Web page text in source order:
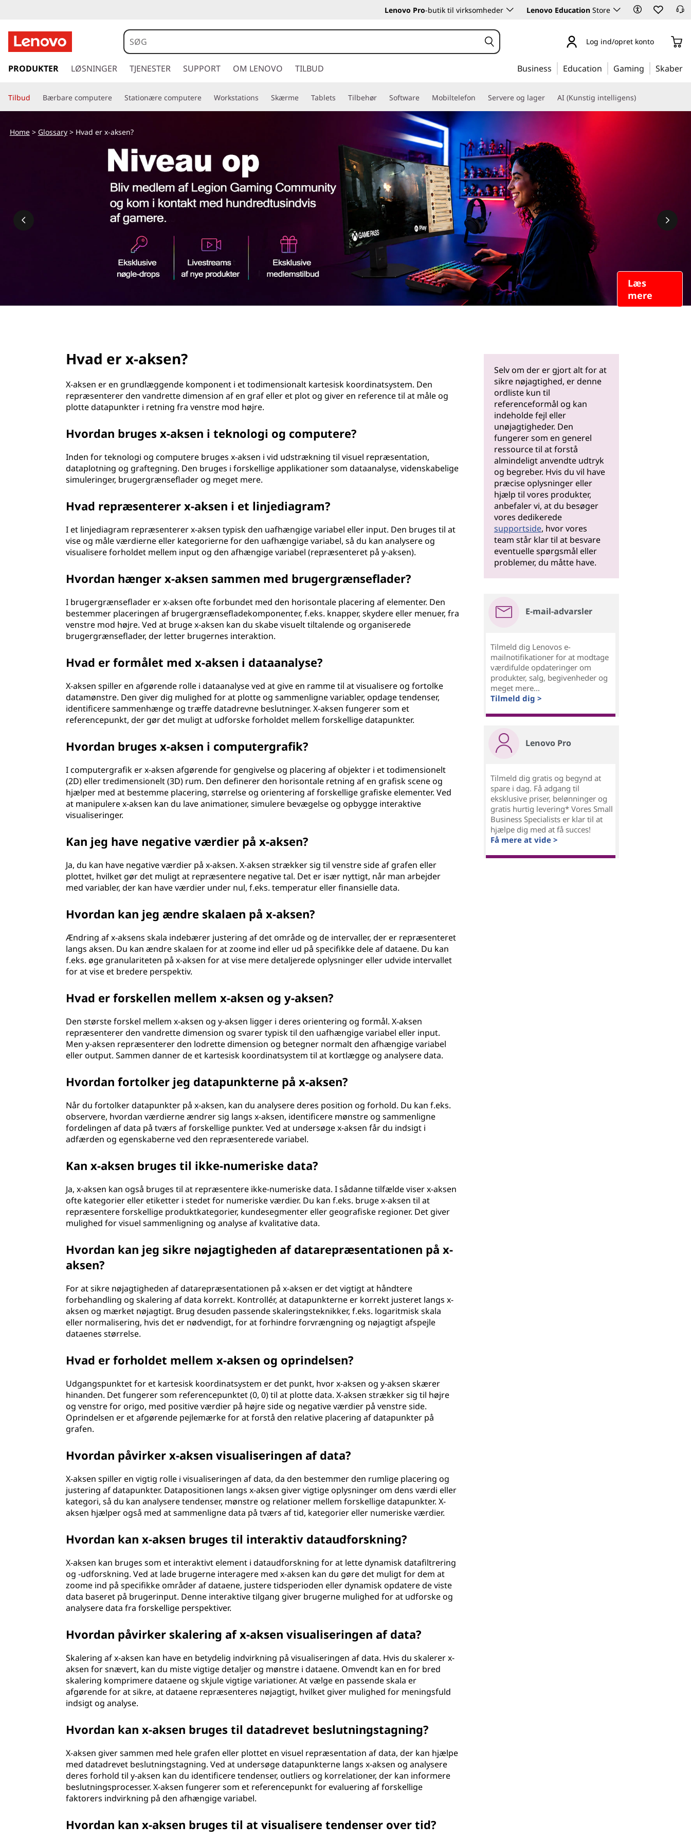
Lenovo Pro-butik til virksomheder Lenovo Education Store
p
n
g
i
Log ind/opret konto
PRODUKTER LØSNINGER TJENESTER SUPPORT OM LENOVO TILBUD Business Education Gaming Skaber
Tilbud Bærbare computere Stationære computere Workstations Skærme Tablets Tilbehør Software Mobiltelefon Servere og lager AI (Kunstig intelligens)
Læs
mere
Home> Glossary> Hvad er x-aksen?
Hvad er x-aksen?
X-aksen er en grundlæggende komponent i et todimensionalt kartesisk koordinatsystem. Den
repræsenterer den vandrette dimension af en graf eller et plot og giver en reference til at måle og
plotte datapunkter i retning fra venstre mod højre.
Hvordan bruges x-aksen i teknologi og computere?
Inden for teknologi og computere bruges x-aksen i vid udstrækning til visuel repræsentation,
dataplotning og graftegning. Den bruges i forskellige applikationer som dataanalyse, videnskabelige
simuleringer, brugergrænseflader og meget mere.
Hvad repræsenterer x-aksen i et linjediagram?
I et linjediagram repræsenterer x-aksen typisk den uafhængige variabel eller input. Den bruges til at
vise og måle værdierne eller kategorierne for den uafhængige variabel, så du kan analysere og
visualisere forholdet mellem input og den afhængige variabel (repræsenteret på y-aksen).
Hvordan hænger x-aksen sammen med brugergrænseflader?
I brugergrænseflader er x-aksen ofte forbundet med den horisontale placering af elementer. Den
bestemmer placeringen af brugergrænsefladekomponenter, f.eks. knapper, skydere eller menuer, fra
venstre mod højre. Ved at bruge x-aksen kan du skabe visuelt tiltalende og organiserede
brugergrænseflader, der letter brugernes interaktion.
Hvad er formålet med x-aksen i dataanalyse?
X-aksen spiller en afgørende rolle i dataanalyse ved at give en ramme til at visualisere og fortolke
datamønstre. Den giver dig mulighed for at plotte og sammenligne variabler, opdage tendenser,
identificere sammenhænge og træffe datadrevne beslutninger. X-aksen fungerer som et
referencepunkt, der gør det muligt at udforske forholdet mellem forskellige datapunkter.
Hvordan bruges x-aksen i computergrafik?
I computergrafik er x-aksen afgørende for gengivelse og placering af objekter i et todimensionelt
(2D) eller tredimensionelt (3D) rum. Den definerer den horisontale retning af en grafisk scene og
hjælper med at bestemme placering, størrelse og orientering af forskellige grafiske elementer. Ved
at manipulere x-aksen kan du lave animationer, simulere bevægelse og opbygge interaktive
visualiseringer.
Kan jeg have negative værdier på x-aksen?
Ja, du kan have negative værdier på x-aksen. X-aksen strækker sig til venstre side af grafen eller
plottet, hvilket gør det muligt at repræsentere negative tal. Det er især nyttigt, når man arbejder
med variabler, der kan have værdier under nul, f.eks. temperatur eller finansielle data.
Hvordan kan jeg ændre skalaen på x-aksen?
Ændring af x-aksens skala indebærer justering af det område og de intervaller, der er repræsenteret
langs aksen. Du kan ændre skalaen for at zoome ind eller ud på specifikke dele af dataene. Du kan
f.eks. øge granulariteten på x-aksen for at vise mere detaljerede oplysninger eller udvide intervallet
for at vise et bredere perspektiv.
Hvad er forskellen mellem x-aksen og y-aksen?
Den største forskel mellem x-aksen og y-aksen ligger i deres orientering og formål. X-aksen
repræsenterer den vandrette dimension og svarer typisk til den uafhængige variabel eller input.
Men y-aksen repræsenterer den lodrette dimension og betegner normalt den afhængige variabel
eller output. Sammen danner de et kartesisk koordinatsystem til at kortlægge og analysere data.
Hvordan fortolker jeg datapunkterne på x-aksen?
Når du fortolker datapunkter på x-aksen, kan du analysere deres position og forhold. Du kan f.eks.
observere, hvordan værdierne ændrer sig langs x-aksen, identificere mønstre og sammenligne
fordelingen af data på tværs af forskellige punkter. Ved at undersøge x-aksen får du indsigt i
adfærden og egenskaberne ved den repræsenterede variabel.
Kan x-aksen bruges til ikke-numeriske data?
Ja, x-aksen kan også bruges til at repræsentere ikke-numeriske data. I sådanne tilfælde viser x-aksen
ofte kategorier eller etiketter i stedet for numeriske værdier. Du kan f.eks. bruge x-aksen til at
repræsentere forskellige produktkategorier, kundesegmenter eller geografiske regioner. Det giver
mulighed for visuel sammenligning og analyse af kvalitative data.
Hvordan kan jeg sikre nøjagtigheden af datarepræsentationen på x-
aksen?
For at sikre nøjagtigheden af datarepræsentationen på x-aksen er det vigtigt at håndtere
forbehandling og skalering af data korrekt. Kontrollér, at datapunkterne er korrekt justeret langs x-
aksen og mærket nøjagtigt. Brug desuden passende skaleringsteknikker, f.eks. logaritmisk skala
eller normalisering, hvis det er nødvendigt, for at forhindre forvrængning og nøjagtigt afspejle
dataenes størrelse.
Hvad er forholdet mellem x-aksen og oprindelsen?
Udgangspunktet for et kartesisk koordinatsystem er det punkt, hvor x-aksen og y-aksen skærer
hinanden. Det fungerer som referencepunktet (0, 0) til at plotte data. X-aksen strækker sig til højre
og venstre for origo, med positive værdier på højre side og negative værdier på venstre side.
Oprindelsen er et afgørende pejlemærke for at forstå den relative placering af datapunkter på
grafen.
Hvordan påvirker x-aksen visualiseringen af data?
X-aksen spiller en vigtig rolle i visualiseringen af data, da den bestemmer den rumlige placering og
justering af datapunkter. Datapositionen langs x-aksen giver vigtige oplysninger om dens værdi eller
kategori, så du kan analysere tendenser, mønstre og relationer mellem forskellige datapunkter. X-
aksen hjælper også med at sammenligne data på tværs af tid, kategorier eller numeriske værdier.
Hvordan kan x-aksen bruges til interaktiv dataudforskning?
X-aksen kan bruges som et interaktivt element i dataudforskning for at lette dynamisk datafiltrering
og -udforskning. Ved at lade brugerne interagere med x-aksen kan du gøre det muligt for dem at
zoome ind på specifikke områder af dataene, justere tidsperioden eller dynamisk opdatere de viste
data baseret på brugerinput. Denne interaktive tilgang giver brugerne mulighed for at udforske og
analysere data fra forskellige perspektiver.
Hvordan påvirker skalering af x-aksen visualiseringen af data?
Skalering af x-aksen kan have en betydelig indvirkning på visualiseringen af data. Hvis du skalerer x-
aksen for snævert, kan du miste vigtige detaljer og mønstre i dataene. Omvendt kan en for bred
skalering komprimere dataene og skjule vigtige variationer. At vælge en passende skala er
afgørende for at sikre, at dataene repræsenteres nøjagtigt, hvilket giver mulighed for meningsfuld
indsigt og analyse.
Hvordan kan x-aksen bruges til datadrevet beslutningstagning?
X-aksen giver sammen med hele grafen eller plottet en visuel repræsentation af data, der kan hjælpe
med datadrevet beslutningstagning. Ved at undersøge datapunkterne langs x-aksen og analysere
deres forhold til y-aksen kan du identificere tendenser, outliers og korrelationer, der kan informere
beslutningsprocesser. X-aksen fungerer som et referencepunkt for evaluering af forskellige
faktorers indvirkning på den afhængige variabel.
Hvordan kan x-aksen bruges til at visualisere tendenser over tid?
Selv om der er gjort alt for at
sikre nøjagtighed, er denne
ordliste kun til
referenceformål og kan
indeholde fejl eller
unøjagtigheder. Den
fungerer som en generel
ressource til at forstå
almindeligt anvendte udtryk
og begreber. Hvis du vil have
præcise oplysninger eller
hjælp til vores produkter,
anbefaler vi, at du besøger
vores dedikerede
supportside, hvor vores
team står klar til at besvare
eventuelle spørgsmål eller
problemer, du måtte have.
E-mail-advarsler
Tilmeld dig Lenovos e-
mailnotifikationer for at modtage
værdifulde opdateringer om
produkter, salg, begivenheder og
meget mere...
Tilmeld dig >
Lenovo Pro
Tilmeld dig gratis og begynd at
spare i dag. Få adgang til
eksklusive priser, belønninger og
gratis hurtig levering* Vores Small
Business Specialists er klar til at
hjælpe dig med at få succes!
Få mere at vide >